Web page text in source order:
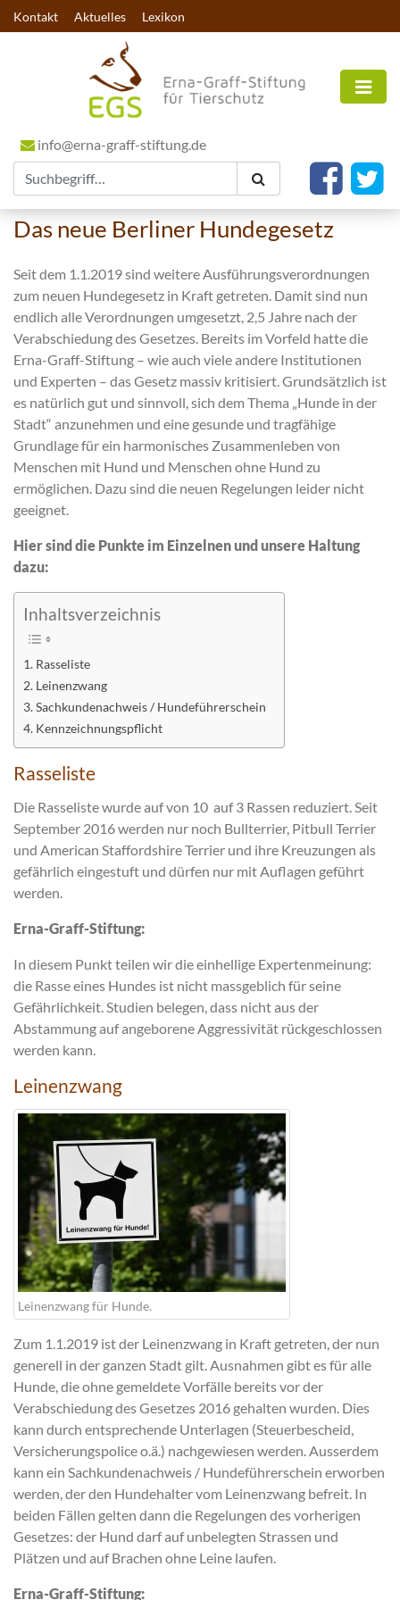
Kontakt Aktuelles Lexikon
info@erna-graff-stiftung.de
Das neue Berliner Hundegesetz
Seit dem 1.1.2019 sind weitere Ausführungsverordnungen
zum neuen Hundegesetz in Kraft getreten. Damit sind nun
endlich alle Verordnungen umgesetzt, 2,5 Jahre nach der
Verabschiedung des Gesetzes. Bereits im Vorfeld hatte die
Erna-Graff-Stiftung – wie auch viele andere Institutionen
und Experten – das Gesetz massiv kritisiert. Grundsätzlich ist
es natürlich gut und sinnvoll, sich dem Thema „Hunde in der
Stadt“ anzunehmen und eine gesunde und tragfähige
Grundlage für ein harmonisches Zusammenleben von
Menschen mit Hund und Menschen ohne Hund zu
ermöglichen. Dazu sind die neuen Regelungen leider nicht
geeignet.
Hier sind die Punkte im Einzelnen und unsere Haltung
dazu:
Inhaltsverzeichnis
Rasseliste
Leinenzwang
Sachkundenachweis / Hundeführerschein
Kennzeichnungspflicht
Rasseliste
Die Rasseliste wurde auf von 10 auf 3 Rassen reduziert. Seit
September 2016 werden nur noch Bullterrier, Pitbull Terrier
und American Staffordshire Terrier und ihre Kreuzungen als
gefährlich eingestuft und dürfen nur mit Auflagen geführt
werden.
Erna-Graff-Stiftung:
In diesem Punkt teilen wir die einhellige Expertenmeinung:
die Rasse eines Hundes ist nicht massgeblich für seine
Gefährlichkeit. Studien belegen, dass nicht aus der
Abstammung auf angeborene Aggressivität rückgeschlossen
werden kann.
Leinenzwang
Leinenzwang für Hunde.
Zum 1.1.2019 ist der Leinenzwang in Kraft getreten, der nun
generell in der ganzen Stadt gilt. Ausnahmen gibt es für alle
Hunde, die ohne gemeldete Vorfälle bereits vor der
Verabschiedung des Gesetzes 2016 gehalten wurden. Dies
kann durch entsprechende Unterlagen (Steuerbescheid,
Versicherungspolice o.ä.) nachgewiesen werden. Ausserdem
kann ein Sachkundenachweis / Hundeführerschein erworben
werden, der den Hundehalter vom Leinenzwang befreit. In
beiden Fällen gelten dann die Regelungen des vorherigen
Gesetzes: der Hund darf auf unbelegten Strassen und
Plätzen und auf Brachen ohne Leine laufen.
Erna-Graff-Stiftung: